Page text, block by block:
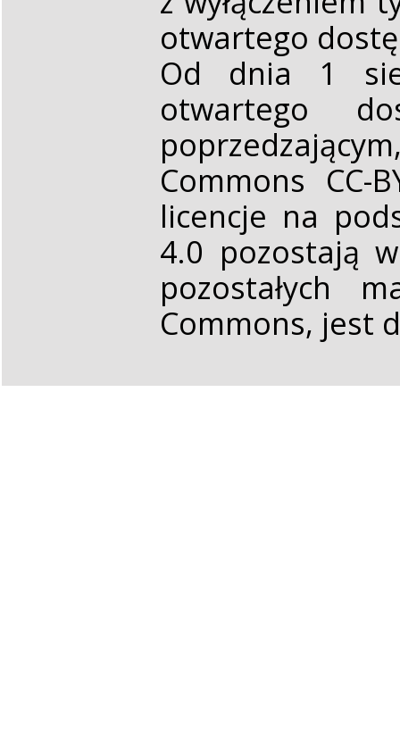
otwartego
Od dnia 1
otwartego
Commons CC-
licencje na
4.0 pozostają
pozostałych
Commons, jest